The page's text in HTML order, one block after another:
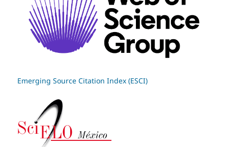
Emerging Source Citation Index (ESCI)